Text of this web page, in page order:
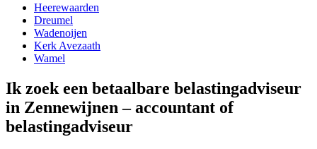
Heerewaarden
Dreumel
Wadenoijen
Kerk Avezaath
Wamel
Ik zoek een betaalbare belastingadviseur
in Zennewijnen – accountant of
belastingadviseur